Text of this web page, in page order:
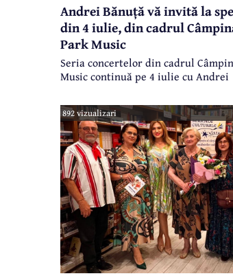
Andrei Bănuță vă invită la
din 4 iulie, din cadrul
Park Music
Seria concertelor din cadrul
Music continuă pe 4 iulie cu Andrei
892 vizualizari